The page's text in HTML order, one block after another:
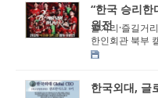
“한국 승리한
원전
볼거리·즐길거
한인회관 북부
축구 국가대표...
한국외대, 글